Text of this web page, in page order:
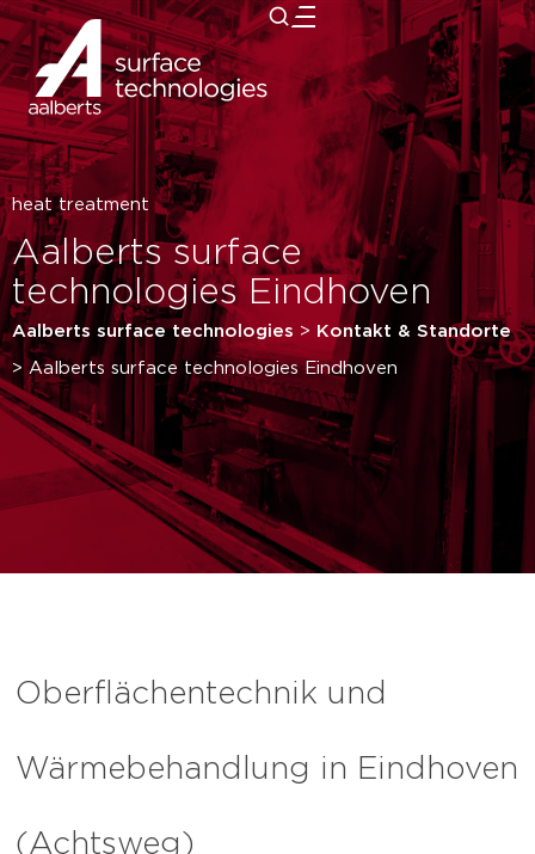
zurück
heat treatment
Aalberts surface
technologies Eindhoven
Aalberts surface technologies > Kontakt & Standorte
>Aalberts surface technologies Eindhoven
Oberflächentechnik und
Wärmebehandlung in Eindhoven
(Achtsweg)